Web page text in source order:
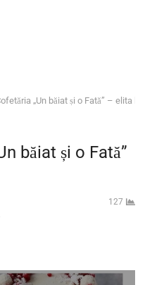
„Un băiat și o Fată” – elita
băiat și o Fată”
127